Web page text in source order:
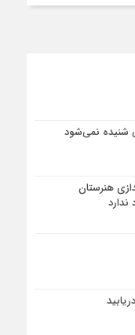
شنیده نمی‌شود
هنرستان